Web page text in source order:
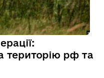
територію рф та